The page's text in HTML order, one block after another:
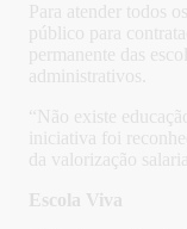
Para atender todos
público para
permanente das
administrativos.
“Não existe
iniciativa foi
da valorização
Escola Viva